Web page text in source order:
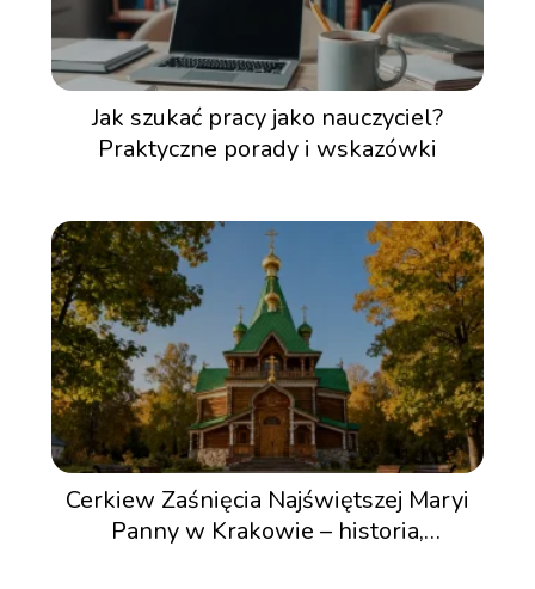
Jak szukać pracy jako nauczyciel?
Praktyczne porady i wskazówki
Cerkiew Zaśnięcia Najświętszej Maryi
Panny w Krakowie – historia,